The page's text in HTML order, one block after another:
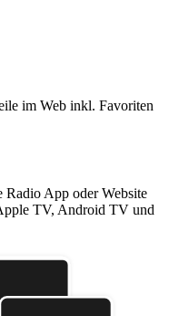
im Web inkl. Favoriten
Radio App oder Website
TV, Android TV und